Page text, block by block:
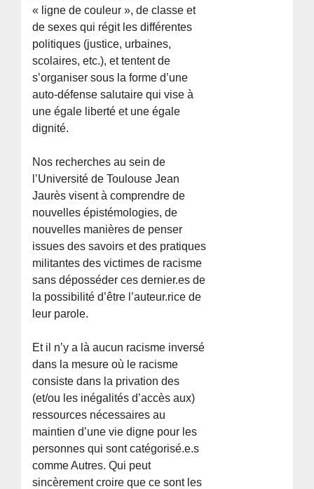
« ligne de couleur », de classe et
de sexes qui régit les différentes
politiques (justice, urbaines,
scolaires, etc.), et tentent de
s’organiser sous la forme d’une
auto-défense salutaire qui vise à
une égale liberté et une égale
dignité.
Nos recherches au sein de
l’Université de Toulouse Jean
Jaurès visent à comprendre de
nouvelles épistémologies, de
nouvelles manières de penser
issues des savoirs et des pratiques
militantes des victimes de racisme
sans déposséder ces dernier.es de
la possibilité d’être l’auteur.rice de
leur parole.
Et il n’y a là aucun racisme inversé
dans la mesure où le racisme
consiste dans la privation des
(et/ou les inégalités d’accès aux)
ressources nécessaires au
maintien d’une vie digne pour les
personnes qui sont catégorisé.e.s
comme Autres. Qui peut
sincèrement croire que ce sont les